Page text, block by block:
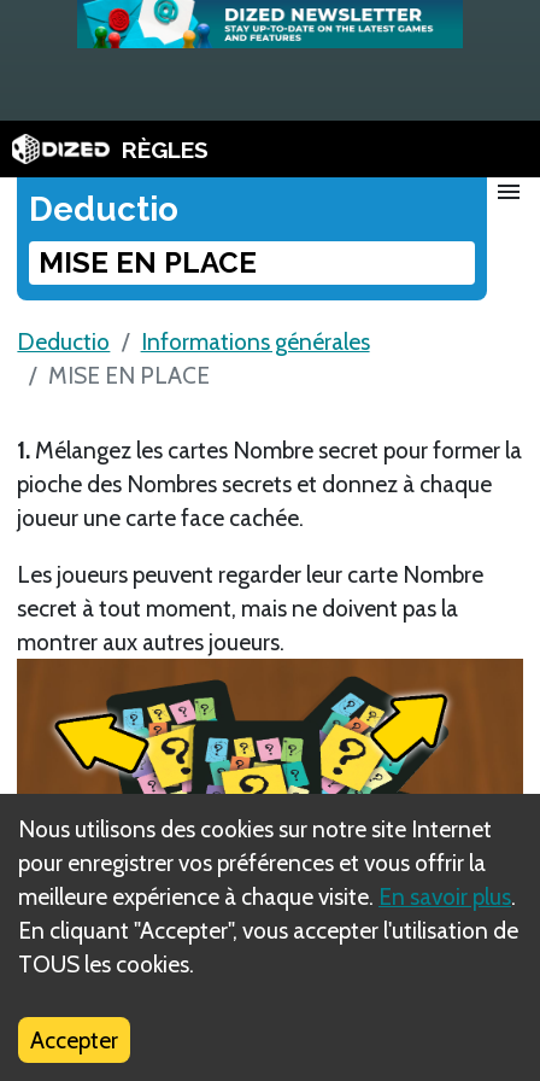
RÈGLES
Deductio
MISE EN PLACE
menu
Deductio
Informations générales
MISE EN PLACE
1. Mélangez les cartes Nombre secret pour former la
pioche des Nombres secrets et donnez à chaque
joueur une carte face cachée.
Les joueurs peuvent regarder leur carte Nombre
secret à tout moment, mais ne doivent pas la
montrer aux autres joueurs.
2.Placez ensuite la pioche des Nombres secrets
Nous utilisons des cookies sur notre site Internet
pour enregistrer vos préférences et vous offrir la
meilleure expérience à chaque visite. En savoir plus.
En cliquant "Accepter", vous accepter l'utilisation de
TOUS les cookies.
Accepter